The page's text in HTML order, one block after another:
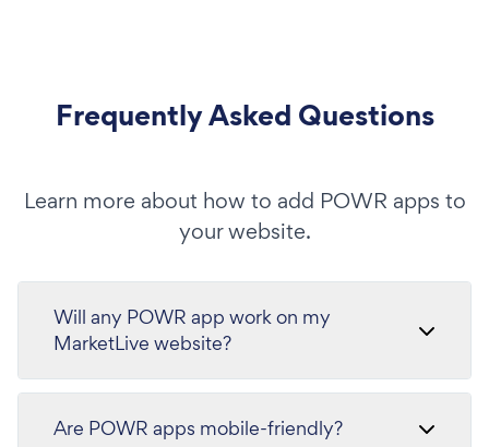
Frequently Asked Questions
Learn more about how to add POWR apps to
your website.
Will any POWR app work on my
MarketLive website?
Are POWR apps mobile-friendly?